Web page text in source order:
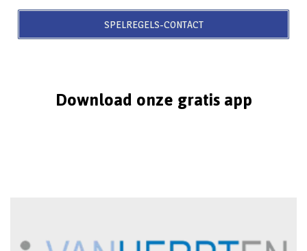
SPELREGELS-CONTACT
Download onze gratis app